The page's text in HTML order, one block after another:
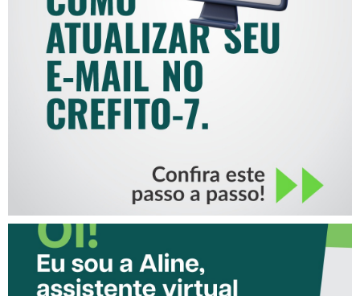
COMO ATUALIZAR SEU E-
MAIL NO CREFITO-7